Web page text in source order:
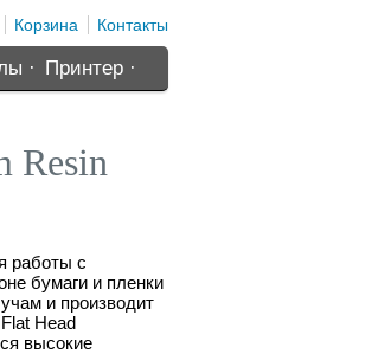
Корзина Контакты
· Принтер ·
Resin
работы с
бумаги и пленки
и производит
Head
высокие